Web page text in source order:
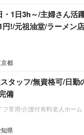
1日3h～/主婦さん活
円!/元祖油堂/ラーメン
都
スタッフ/無資格可/日
備
常滑/介護付有料老人ホー
県